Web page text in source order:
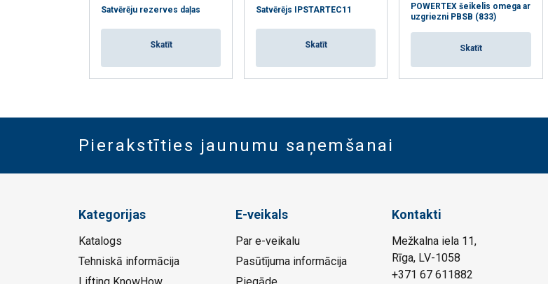
Satvērēju rezerves daļas
Skatīt
Satvērējs IPSTARTEC11
Skatīt
POWERTEX šeikelis omega ar
uzgriezni PBSB (833)
Skatīt
Pierakstīties jaunumu saņemšanai
Kategorijas
Katalogs
Tehniskā informācija
E-veikals
Par e-veikalu
Pasūtījuma informācija
Kontakti
Mežkalna iela 11,
Rīga, LV-1058
+371 67 611882